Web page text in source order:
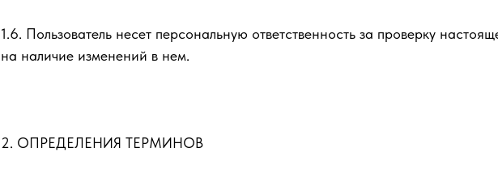
1.6. Пользователь несет персональную ответственность за проверку
на наличие изменений в нем.
2. ОПРЕДЕЛЕНИЯ ТЕРМИНОВ